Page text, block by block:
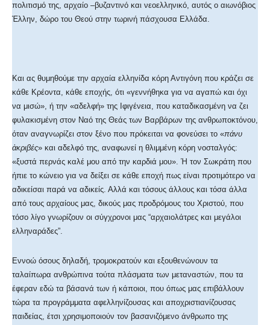
πολιτισμό της, αρχαίο –βυζαντινό και νεοελληνικό, αυτός ο αιωνόβιος
Έλλην, δώρο του Θεού στην τωρινή πάσχουσα Ελλάδα.
Και ας θυμηθούμε την αρχαία ελληνίδα κόρη Αντιγόνη που κράζει σε
κάθε Κρέοντα, κάθε εποχής, ότι «γεννήθηκα για να αγαπώ και όχι
να μισώ», ή την «αδελφή» της Ιφιγένεια, που καταδικασμένη να ζει
φυλακισμένη στον Ναό της Θεάς των Βαρβάρων της ανθρωποκτόνου,
όταν αναγνωρίζει στον ξένο που πρόκειται να φονεύσει το «πάνυ
ἀκριβές» και αδελφό της, αναφωνεί η θλιμμένη κόρη νοσταλγός:
«ξυστά περνάς καλέ μου από την καρδιά μου». Ή τον Σωκράτη που
ήπιε το κώνειο για να δείξει σε κάθε εποχή πως είναι προτιμότερο να
αδικείσαι παρά να αδικείς. Αλλά και τόσους άλλους και τόσα άλλα
από τους αρχαίους μας, δικούς μας προδρόμους του Χριστού, που
τόσο λίγο γνωρίζουν οι σύγχρονοι μας “αρχαιολάτρες και μεγάλοι
ελληναράδες”.
Εννοώ όσους δηλαδή, τρομοκρατούν και εξουθενώνουν τα
ταλαίπωρα ανθρώπινα τούτα πλάσματα των μεταναστών, που τα
έφεραν εδώ τα βάσανά των ή κάποιοι, που όπως μας επιβάλλουν
τώρα τα προγράμματα αφελληνίζουσας και αποχριστιανίζουσας
παιδείας, έτσι χρησιμοποιούν τον βασανιζόμενο άνθρωπο της